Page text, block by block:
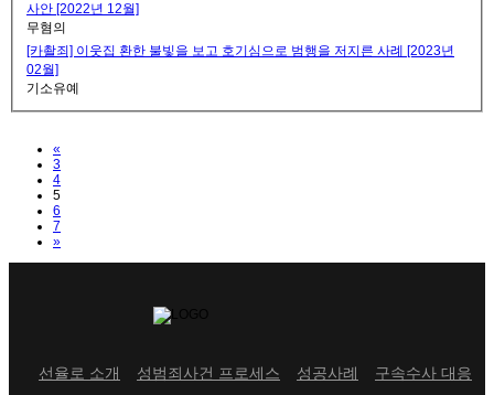
사안 [2022년 12월]
무혐의
[카촬죄] 이웃집 환한 불빛을 보고 호기심으로 범행을 저지른 사례 [2023년
02월]
기소유예
«
3
4
5
6
7
»Next
선율로 소개 성범죄사건 프로세스 성공사례 구속수사 대응